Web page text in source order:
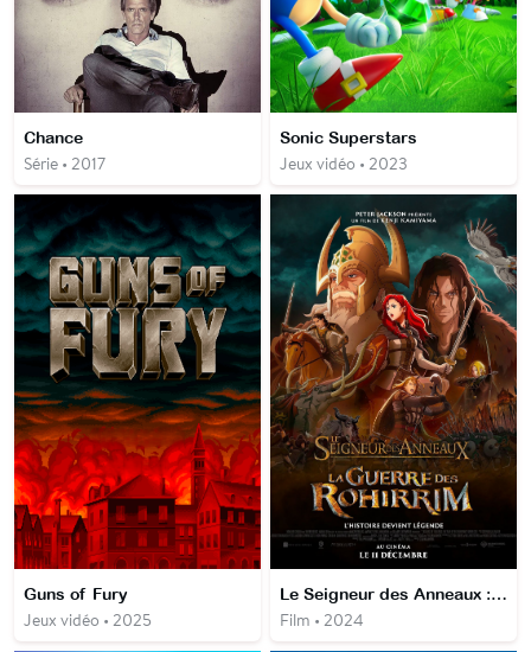
Chance
Série • 2017
Sonic Superstars
Jeux vidéo • 2023
Guns of Fury
Jeux vidéo • 2025
Le Seigneur des Anneaux : la Guerre des Rohirrim
Film • 2024